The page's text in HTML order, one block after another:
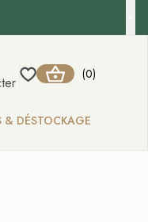
(0)
& DÉSTOCKAGE